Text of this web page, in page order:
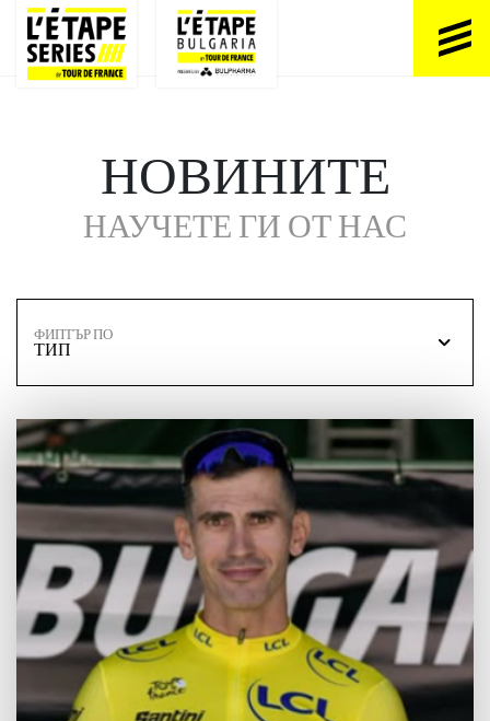
НОВИНИТЕ
НАУЧЕТЕ ГИ ОТ НАС
ФИПТЪР ПО
ТИП